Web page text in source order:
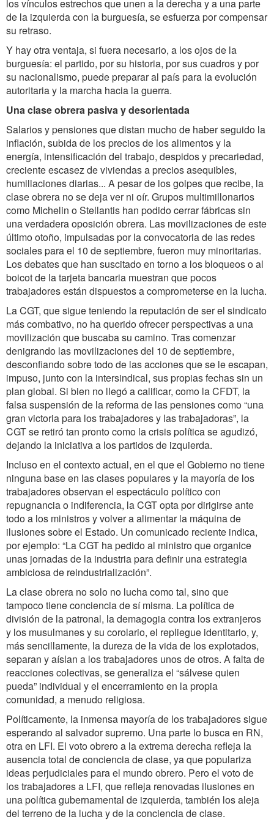
los vínculos estrechos que unen a la derecha y a una parte
de la izquierda con la burguesía, se esfuerza por compensar
su retraso.
Y hay otra ventaja, si fuera necesario, a los ojos de la
burguesía: el partido, por su historia, por sus cuadros y por
su nacionalismo, puede preparar al país para la evolución
autoritaria y la marcha hacia la guerra.
Una clase obrera pasiva y desorientada
Salarios y pensiones que distan mucho de haber seguido la
inflación, subida de los precios de los alimentos y la
energía, intensificación del trabajo, despidos y precariedad,
creciente escasez de viviendas a precios asequibles,
humillaciones diarias... A pesar de los golpes que recibe, la
clase obrera no se deja ver ni oír. Grupos multimillonarios
como Michelin o Stellantis han podido cerrar fábricas sin
una verdadera oposición obrera. Las movilizaciones de este
último otoño, impulsadas por la convocatoria de las redes
sociales para el 10 de septiembre, fueron muy minoritarias.
Los debates que han suscitado en torno a los bloqueos o al
boicot de la tarjeta bancaria muestran que pocos
trabajadores están dispuestos a comprometerse en la lucha.
La CGT, que sigue teniendo la reputación de ser el sindicato
más combativo, no ha querido ofrecer perspectivas a una
movilización que buscaba su camino. Tras comenzar
denigrando las movilizaciones del 10 de septiembre,
desconfiando sobre todo de las acciones que se le escapan,
impuso, junto con la intersindical, sus propias fechas sin un
plan global. Si bien no llegó a calificar, como la CFDT, la
falsa suspensión de la reforma de las pensiones como “una
gran victoria para los trabajadores y las trabajadoras”, la
CGT se retiró tan pronto como la crisis política se agudizó,
dejando la iniciativa a los partidos de izquierda.
Incluso en el contexto actual, en el que el Gobierno no tiene
ninguna base en las clases populares y la mayoría de los
trabajadores observan el espectáculo político con
repugnancia o indiferencia, la CGT opta por dirigirse ante
todo a los ministros y volver a alimentar la máquina de
ilusiones sobre el Estado. Un comunicado reciente indica,
por ejemplo: “La CGT ha pedido al ministro que organice
unas jornadas de la industria para definir una estrategia
ambiciosa de reindustrialización”.
La clase obrera no solo no lucha como tal, sino que
tampoco tiene conciencia de sí misma. La política de
división de la patronal, la demagogia contra los extranjeros
y los musulmanes y su corolario, el repliegue identitario, y,
más sencillamente, la dureza de la vida de los explotados,
separan y aíslan a los trabajadores unos de otros. A falta de
reacciones colectivas, se generaliza el “sálvese quien
pueda” individual y el encerramiento en la propia
comunidad, a menudo religiosa.
Políticamente, la inmensa mayoría de los trabajadores sigue
esperando al salvador supremo. Una parte lo busca en RN,
otra en LFI. El voto obrero a la extrema derecha refleja la
ausencia total de conciencia de clase, ya que populariza
ideas perjudiciales para el mundo obrero. Pero el voto de
los trabajadores a LFI, que refleja renovadas ilusiones en
una política gubernamental de izquierda, también los aleja
del terreno de la lucha y de la conciencia de clase.